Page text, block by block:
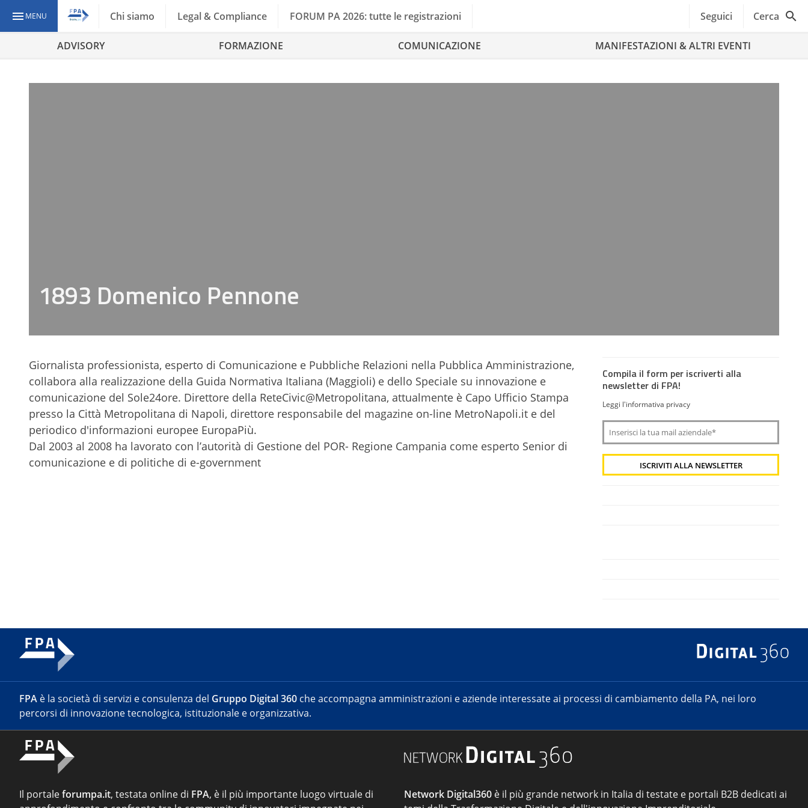
MENU Chi siamo Legal & Compliance FORUM PA 2026: tutte le registrazioni Seguici Cerca
ADVISORY FORMAZIONE COMUNICAZIONE MANIFESTAZIONI & ALTRI EVENTI
1893 Domenico Pennone
Giornalista professionista, esperto di Comunicazione e Pubbliche Relazioni nella Pubblica Amministrazione,
collabora alla realizzazione della Guida Normativa Italiana (Maggioli) e dello Speciale su innovazione e
comunicazione del Sole24ore. Direttore della ReteCivic@Metropolitana, attualmente è Capo Ufficio Stampa
presso la Città Metropolitana di Napoli, direttore responsabile del magazine on-line MetroNapoli.it e del
periodico d'informazioni europee EuropaPiù.
Dal 2003 al 2008 ha lavorato con l’autorità di Gestione del POR- Regione Campania come esperto Senior di
comunicazione e di politiche di e-government
Compila il form per iscriverti alla
newsletter di FPA!
Leggi l'informativa privacy
FPA è la società di servizi e consulenza del Gruppo Digital 360 che accompagna amministrazioni e aziende interessate ai processi di cambiamento della PA, nei loro
percorsi di innovazione tecnologica, istituzionale e organizzativa.
Il portaleforumpa.it, testata online di FPA, è il più importante luogo virtuale di
Network Digital360 è il più grande network in Italia di testate e portali B2B dedicati ai